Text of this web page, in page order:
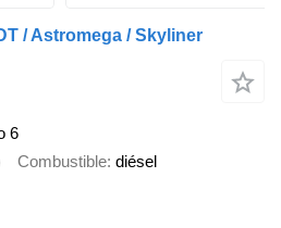
/ Astromega / Skyliner
6
Combustible diésel